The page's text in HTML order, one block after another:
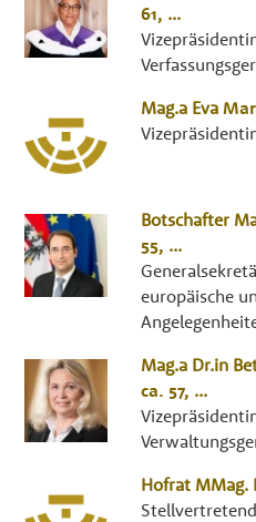
61, ...
Mag.a Eva
Botschafter
55, ...
europäische
Mag.a Dr.in
ca. 57, ...
Hofrat MMag.